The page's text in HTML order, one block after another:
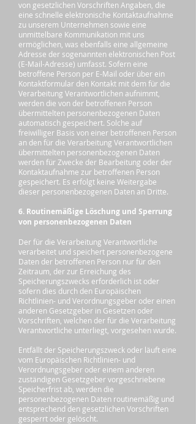
von gesetzlichen Vorschriften Angaben, die
eine schnelle elektronische Kontaktaufnahme
zu unserem Unternehmen sowie eine
unmittelbare Kommunikation mit uns
ermöglichen, was ebenfalls eine allgemeine
Adresse der sogenannten elektronischen Post
(E-Mail-Adresse) umfasst. Sofern eine
betroffene Person per E-Mail oder über ein
Kontaktformular den Kontakt mit dem für die
Verarbeitung Verantwortlichen aufnimmt,
werden die von der betroffenen Person
übermittelten personenbezogenen Daten
automatisch gespeichert. Solche auf
freiwilliger Basis von einer betroffenen Person
an den für die Verarbeitung Verantwortlichen
übermittelten personenbezogenen Daten
werden für Zwecke der Bearbeitung oder der
Kontaktaufnahme zur betroffenen Person
gespeichert. Es erfolgt keine Weitergabe
dieser personenbezogenen Daten an Dritte.
6. Routinemäßige Löschung und Sperrung
von personenbezogenen Daten
Der für die Verarbeitung Verantwortliche
verarbeitet und speichert personenbezogene
Daten der betroffenen Person nur für den
Zeitraum, der zur Erreichung des
Speicherungszwecks erforderlich ist oder
sofern dies durch den Europäischen
Richtlinien- und Verordnungsgeber oder einen
anderen Gesetzgeber in Gesetzen oder
Vorschriften, welchen der für die Verarbeitung
Verantwortliche unterliegt, vorgesehen wurde.
Entfällt der Speicherungszweck oder läuft eine
vom Europäischen Richtlinien- und
Verordnungsgeber oder einem anderen
zuständigen Gesetzgeber vorgeschriebene
Speicherfrist ab, werden die
personenbezogenen Daten routinemäßig und
entsprechend den gesetzlichen Vorschriften
gesperrt oder gelöscht.